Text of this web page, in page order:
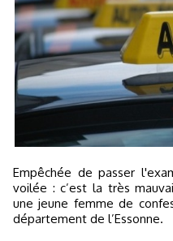
Empêchée de passer l'examen du permis de conduire car
voilée : c’est la très
une jeune femme de
département de l’Essonne.